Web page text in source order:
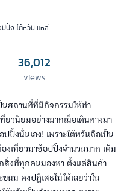
ปิ้ง ไต้หวัน แหล่ง
36,012
views
นสถานที่ที่มีกิจกรรมให้ทำ
วนิยมอย่างมากเมื่อเดินทางมา
ปิ้งนั่นเอง! เพราะไต้หวันถือเป็น
งเที่ยวมาช้อปปิ้งจำนวนมาก เต็ม
สิ่งที่ทุกคนมองหา ตั้งแต่สินค้า
นม คงปฏิเสธไม่ได้เลยว่าใน